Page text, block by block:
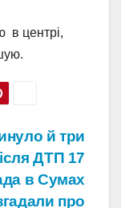
в центрі,
й три
ДТП 17
в Сумах
про